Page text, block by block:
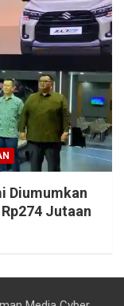
Diumumkan
Jutaan